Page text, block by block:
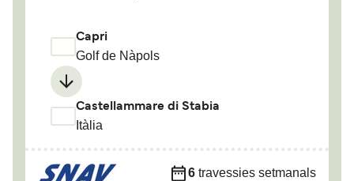
Capri
Golf de Nàpols
Castellammare di Stabia
Itàlia
6 travessies setmanals